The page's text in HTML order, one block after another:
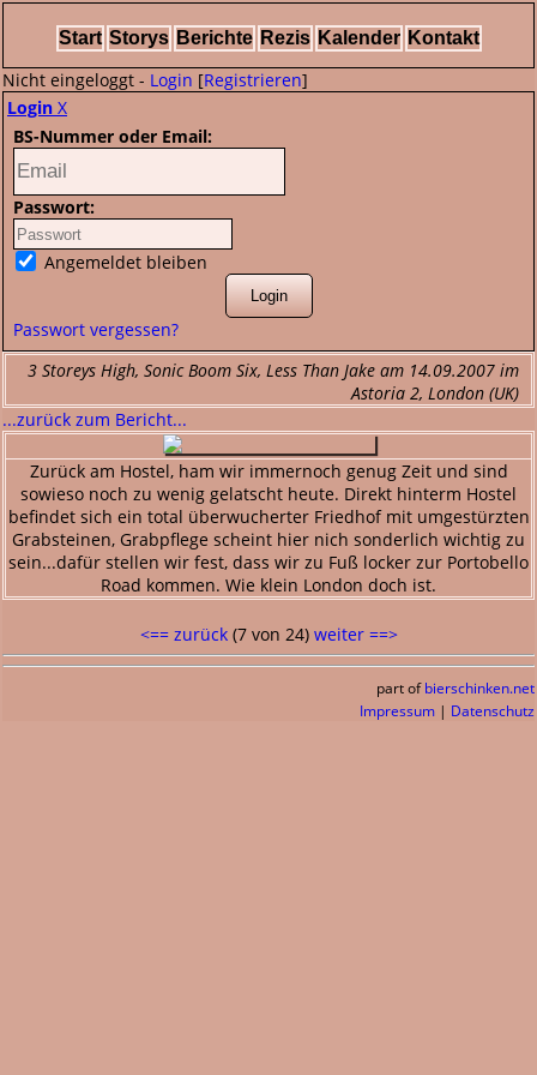
Start Storys Berichte Rezis Kalender Kontakt
Nicht eingeloggt - Login [Registrieren]
Login X
BS-Nummer oder Email:
Passwort:
Angemeldet bleiben
Passwort vergessen?
3 Storeys High, Sonic Boom Six, Less Than Jake am 14.09.2007 im
Astoria 2, London (UK)
...zurück zum Bericht...
Zurück am Hostel, ham wir immernoch genug Zeit und sind
sowieso noch zu wenig gelatscht heute. Direkt hinterm Hostel
befindet sich ein total überwucherter Friedhof mit umgestürzten
Grabsteinen, Grabpflege scheint hier nich sonderlich wichtig zu
sein...dafür stellen wir fest, dass wir zu Fuß locker zur Portobello
Road kommen. Wie klein London doch ist.
<== zurück(7 von 24) weiter ==>
part of bierschinken.net
Impressum | Datenschutz